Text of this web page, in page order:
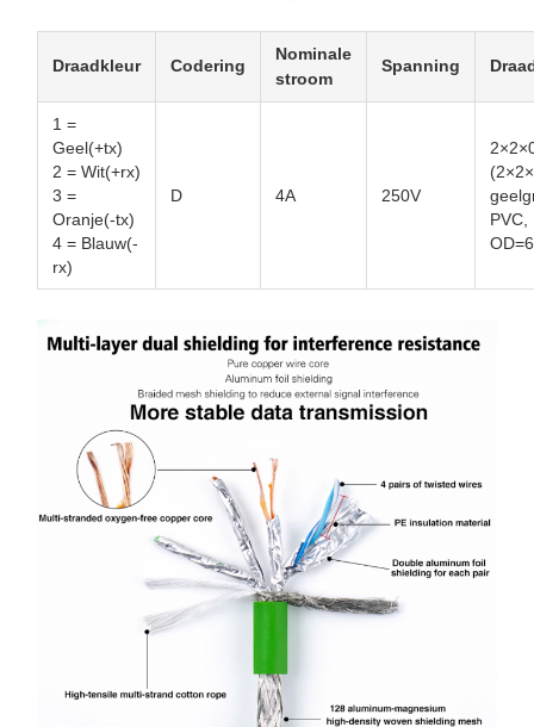
Draadkleur Codering
Nominale
stroom
Spanning
1 =
Geel(+tx)
2 = Wit(+rx)
3 =
Oranje(-tx)
4 = Blauw(-
rx)
D 4A 250V
PVC,